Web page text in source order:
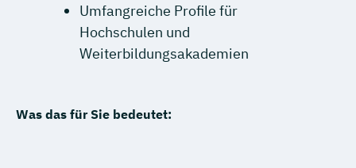
Umfangreiche Profile für
Hochschulen und
Weiterbildungsakademien
Was das für Sie bedeutet: